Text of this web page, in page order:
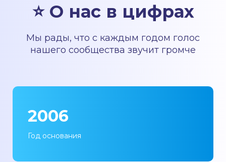
⭐ О нас в цифрах
Мы рады, что с каждым годом голос
нашего сообщества звучит громче
2006
Год основания